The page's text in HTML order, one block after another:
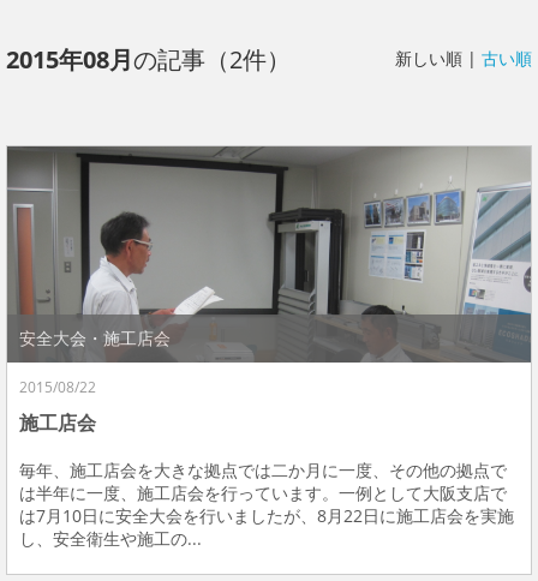
2015年08月の記事（2件） 新しい順 | 古い順
安全大会・施工店会
2015/08/22
施工店会
毎年、施工店会を大きな拠点では二か月に一度、その他の拠点で
は半年に一度、施工店会を行っています。一例として大阪支店で
は7月10日に安全大会を行いましたが、8月22日に施工店会を実施
し、安全衛生や施工の...